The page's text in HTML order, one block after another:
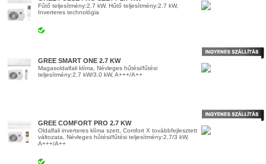
Fűtő teljesítmény:2.7 kW, Hűtő teljesítmény:2.7 kW,
Inverteres technológia
GREE SMART ONE 2.7 KW
Magasoldalfali klíma, Névleges hűtési/fűtési
teljesítmény:2,7 kW/3,0 kW, A+++/A++
GREE COMFORT PRO 2.7 KW
Oldalfali inverteres klíma szett, Comfort X továbbfejlesztett
változata, Névleges hűtési/fűtési teljesítmény:2,7/3 kW,
A+++/A++